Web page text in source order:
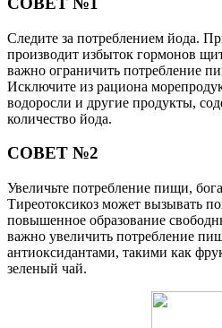
Следите за потреблением йода.
производит избыток гормонов
важно ограничить потребление
Исключите из рациона
водоросли и другие продукты,
количество йода.
СОВЕТ №2
Увеличьте потребление пищи,
Тиреотоксикоз может вызывать
повышенное образование
важно увеличить потребление
антиоксидантами, такими как
зеленый чай.